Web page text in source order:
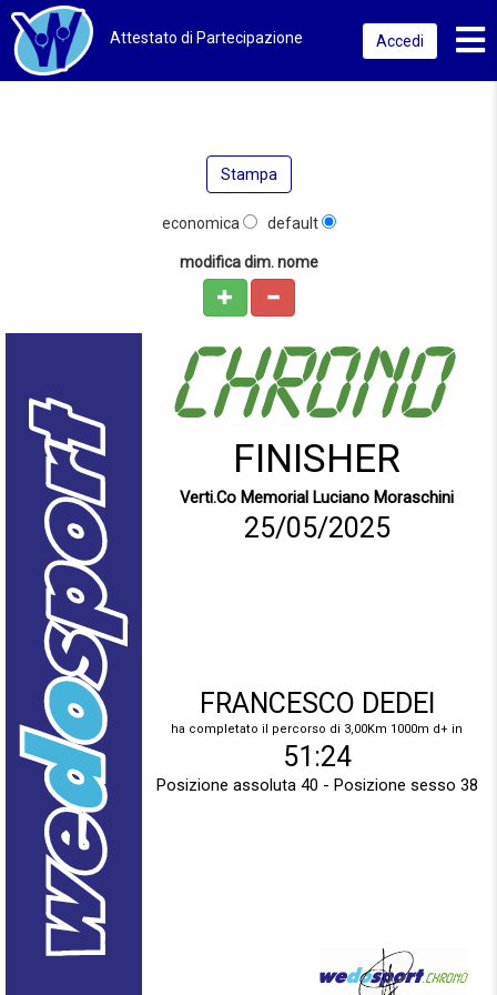
Attestato di Partecipazione Accedi
Stampa
economica default
modifica dim. nome
FINISHER
Verti.Co Memorial Luciano Moraschini
FRANCESCO DEDEI
ha completato il percorso di 3,00Km 1000m d+ in
Posizione assoluta 40 - Posizione sesso 38
51:24
25/05/2025